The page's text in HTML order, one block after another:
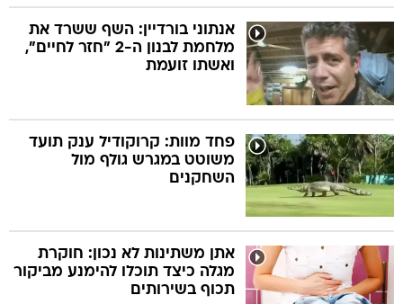
אנתוני בורדיין: השף ששרד את
מלחמת לבנון ה-2 "חזר לחיים",
ואשתו זועמת
פחד מוות: קרוקודיל ענק תועד
משוטט במגרש גולף מול
השחקנים
אתן משתינות לא נכון: חוקרת
מגלה כיצד תוכלו להימנע מביקור
תכוף בשירותים